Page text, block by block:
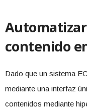
contenido
Dado que un sistema
mediante una interfaz
contenidos mediante